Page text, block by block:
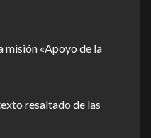
misión «Apoyo de la
resaltado de las